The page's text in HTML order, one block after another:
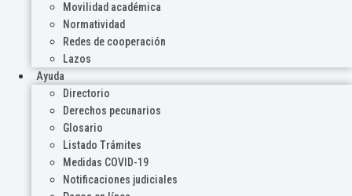
Movilidad académica
Normatividad
Redes de cooperación
Lazos
Ayuda
Directorio
Derechos pecunarios
Glosario
Listado Trámites
Medidas COVID-19
Notificaciones judiciales